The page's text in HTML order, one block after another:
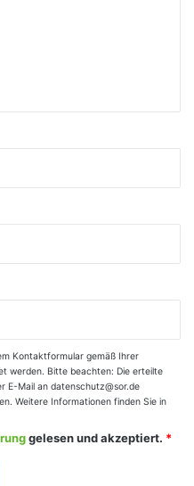
Kontaktformular gemäß Ihrer
werden. Bitte beachten: Die erteilte
E-Mail an datenschutz@sor.de
Weitere Informationen finden Sie in
gelesen und akzeptiert. *